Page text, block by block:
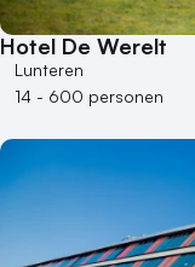
Hotel De Werelt
Lunteren
14 - 600 personen